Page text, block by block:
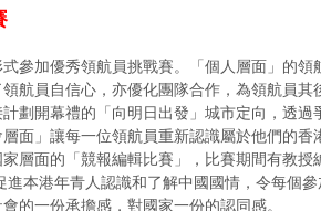
參加優秀領航員挑戰賽。「個人層面」的
航員自信心，亦優化團隊合作，為領航員其
劃開幕禮的「向明日出發」城市定向，透
面」讓每一位領航員重新認識屬於他們的香
層面的「競報編輯比賽」，比賽期間有教授
進本港年青人認識和了解中國國情，令每個
的一份承擔感，對國家一份的認同感。